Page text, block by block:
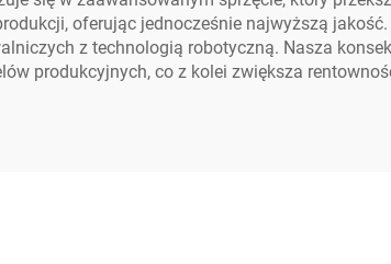
oferując jednocześnie najwyższą
z technologią robotyczną. Nasza
produkcyjnych, co z kolei zwiększa